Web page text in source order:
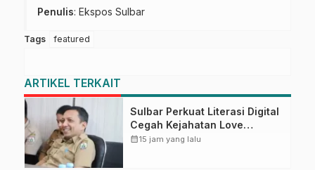
Penulis: Ekspos Sulbar
Tags featured
ARTIKEL TERKAIT
Sulbar Perkuat Literasi Digital
Cegah Kejahatan Love
Scamming
calendar_month15 jam yang lalu